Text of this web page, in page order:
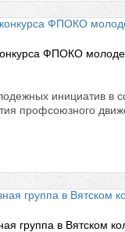
ФПОКО
инициатив в
профсоюзного
группа в Вятском